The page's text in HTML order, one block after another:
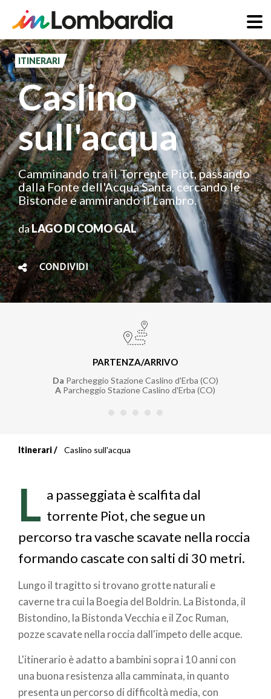
Salta
al
contenuto
principale
ITINERARI
Caslino
sull'acqua
Camminando tra il Torrente Piot, passando
dalla Fonte dell'Acqua Santa, cercando le
Bistonde e ammirando il Lambro.
daLAGO DI COMO GAL
CONDIVIDI
PARTENZA/ARRIVO
Da Parcheggio Stazione Caslino d'Erba (CO)
A Parcheggio Stazione Caslino d'Erba (CO)
di
pane
Itinerari Caslino sull'acqua
L a passeggiata è scalfita dal
torrente Piot, che segue un
percorso tra vasche scavate nella roccia
formando cascate con salti di 30 metri.
Lungo il tragitto si trovano grotte naturali e
caverne tra cui la Boegia del Boldrin. La Bistonda, il
Bistondino, la Bistonda Vecchia e il Zoc Ruman,
pozze scavate nella roccia dall'impeto delle acque.
L'itinerario è adatto a bambini sopra i 10 anni con
una buona resistenza alla camminata, in quanto
presenta un percorso di difficoltà media, con